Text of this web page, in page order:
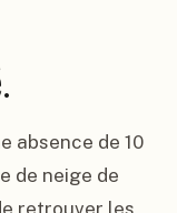
absence de 10
de neige de
retrouver les